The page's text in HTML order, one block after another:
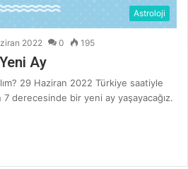
Astroloji
2022 0 195
Ay
29 Haziran 2022 Türkiye saatiyle
derecesinde bir yeni ay yaşayacağız.